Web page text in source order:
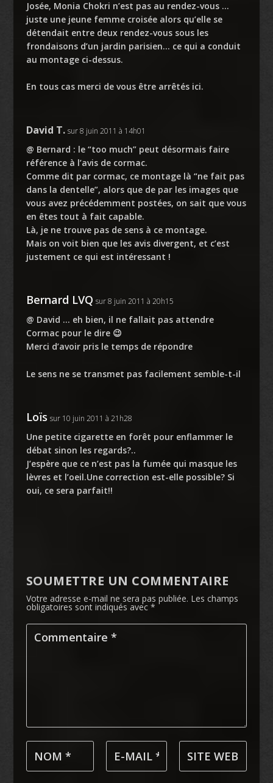
Josée, Monia Chokri n’est pas au rendez-vous …
juste une jeune femme croisée alors qu’elle se
détendait entre deux rendez-vous sous les
frondaisons d’un jardin parisien… ce qui a conduit
au montage ci-dessus.
En tous cas merci de vous être arrêtés ici.
David T. sur 8 juin 2011 à 14h01
@ Bernard : le “too much” peut désormais faire
référence à l’avis de cormac.
Comme dit par cormac, ce montage là “ne fait pas
dans la dentelle”, alors que de par les images que
vous avez précédemment postées, on sait que vous
en êtes tout à fait capable.
Là, je ne trouve pas de sens à ce montage.
Mais on voit bien que les avis divergent, et c’est
justement ce qui est intéressant !
Bernard LVQ sur 8 juin 2011 à 20h15
@ David … eh bien, il ne fallait pas attendre
Cormac pour le dire 😉
Merci d’avoir pris le temps de répondre
Le sens ne se transmet pas facilement semble-t-il
Loïs sur 10 juin 2011 à 21h28
Une petite cigarette en forêt pour enflammer le
débat sinon les regards?..
J’espère que ce n’est pas la fumée qui masque les
lèvres et l’oeil.Une correction est-elle possible? Si
oui, ce sera parfait!!
SOUMETTRE UN COMMENTAIRE
Votre adresse e-mail ne sera pas publiée. Les champs
obligatoires sont indiqués avec *